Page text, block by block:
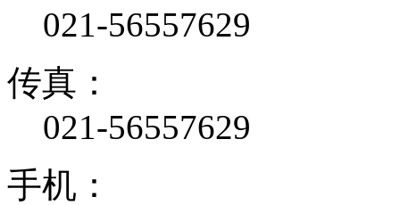
021-56557629
传真：
021-56557629
手机：